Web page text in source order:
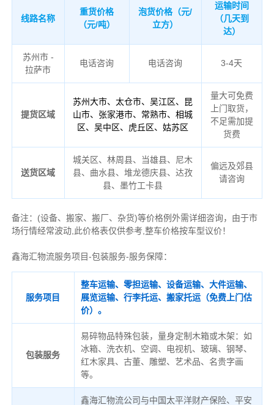
线路名称
重货价格
（元/吨）
泡货价格（元/
立方）
运输时间
（几天到
达）
苏州市 -
拉萨市
电话咨询 电话咨询 3-4天
提货区域
苏州大市、太仓市、吴江区、昆
山市、张家港市、常熟市、相城
区、吴中区、虎丘区、姑苏区
量大可免费
上门取货，
不足需加提
货费
送货区域
城关区、林周县、当雄县、尼木
县、曲水县、堆龙德庆县、达孜
县、墨竹工卡县
偏远及郊县
请咨询
备注： (设备、搬家、搬厂、杂货)等价格例外需详细咨询，由于市
场行情经常波动,此价格表仅供参考,整车价格按车型议价！
鑫海汇物流服务项目-包装服务-服务保障：
服务项目
整车运输、零担运输、设备运输、大件运输、
展览运输、行李托运、搬家托运（免费上门估
价）。
包装服务
易碎物品特殊包装，量身定制木箱或木架：如
冰箱、洗衣机、空调、电视机、玻璃、钢琴、
红木家具、古董、雕塑、艺术品、名贵字画
等。
鑫海汇物流公司与中国太平洋财产保险、平安